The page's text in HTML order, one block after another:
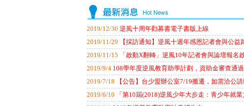
2019/12/30 逆風十周年勸募書電子書版上線
2019/11/29
【採訪通知】逆風十週年感恩記者會與公益
2019/11/15
「啟動X翻轉」逆風10年記者會與論壇報名
2019/9/4 108學年度逆風教育助學計劃，資助金審查通
2019/7/18
【公告】台少盟辦公室7/19搬遷，如需洽公
2019/6/10
「第10屆(2018)逆風少年大步走：青少年就業力